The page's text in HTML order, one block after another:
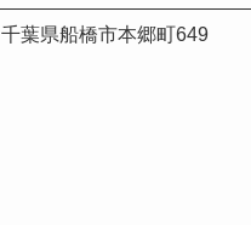
千葉県船橋市本郷町649